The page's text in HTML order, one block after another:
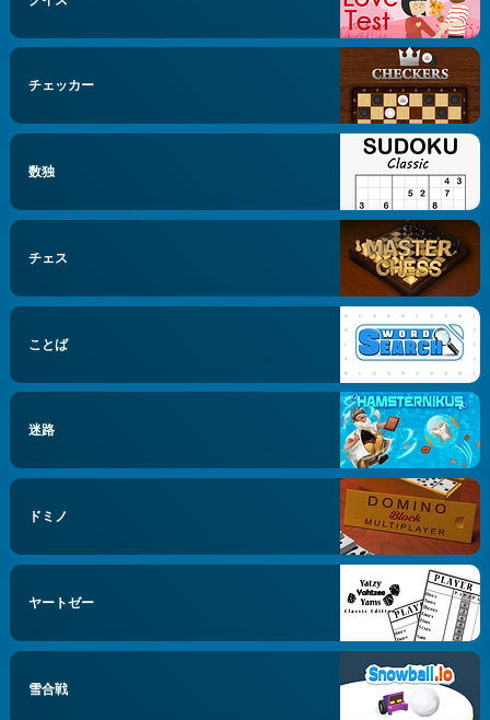
チェッカー
数独
チェス
ことば
迷路
ドミノ
ヤートゼー
雪合戦